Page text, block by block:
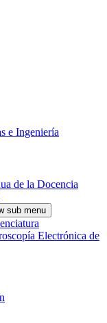
de la Docencia
sub menu
Electrónica de